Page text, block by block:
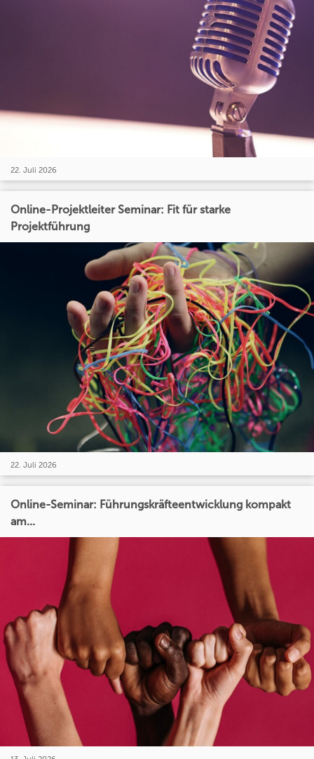
22. Juli 2026
Online-Projektleiter Seminar: Fit für starke
Projektführung
22. Juli 2026
Online-Seminar: Führungskräfteentwicklung kompakt
am...